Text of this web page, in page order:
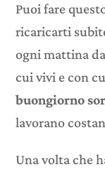
Puoi fare
ricaricarti
ogni mattina
cui vivi e con
buongiorno
lavorano
Una volta che